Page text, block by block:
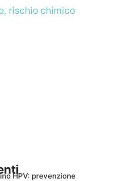
rischio chimico
HPV: prevenzione